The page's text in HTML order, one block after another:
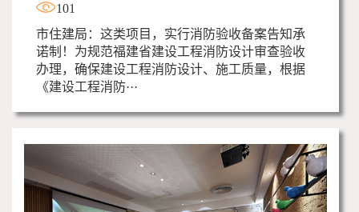
101
市住建局：这类项目，实行消防验收备案告知承
诺制！为规范福建省建设工程消防设计审查验收
办理，确保建设工程消防设计、施工质量，根据
《建设工程消防···